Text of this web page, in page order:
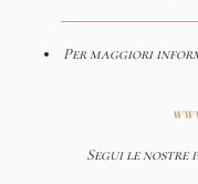
Per maggiori
Segui le nostre